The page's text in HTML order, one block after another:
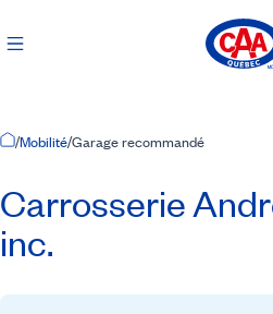
Accueil
/Mobilité/Garage recommandé
Carrosserie
inc.